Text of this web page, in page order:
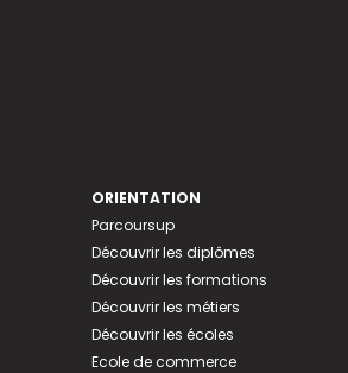
ORIENTATION
Parcoursup
Découvrir les diplômes
Découvrir les formations
Découvrir les métiers
Découvrir les écoles
Ecole de commerce